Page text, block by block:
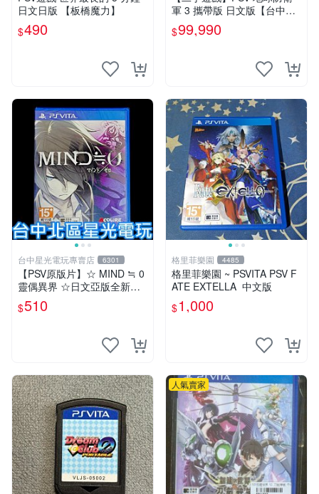
日文日版 【板橋魔力】
$490
軍 3 攜帶版 日文版【台中恐
龍電玩】
$99,990
台中星光電玩專賣店 6301
【PSV原版片】☆ MIND ≒ 0
靈偶異界 ☆日文亞版全新品
【特價優惠】台中星光電玩
$510
格里菲樂園 4485
格里菲樂園 ~ PSVITA PSV F
ATE EXTELLA 中文版
$1,000
人氣賣家